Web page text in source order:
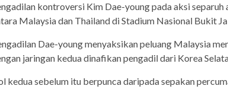
kontroversi Kim Dae-young pada aksi separuh
Malaysia dan Thailand di Stadium Nasional Bukit
Dae-young menyaksikan peluang Malaysia
jaringan kedua dinafikan pengadil dari Korea
kedua sebelum itu berpunca daripada sepakan